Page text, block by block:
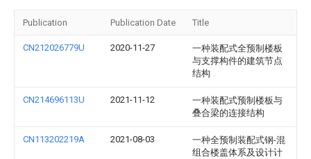
Publication Publication Date Title
CN212026779U 2020-11-27
一种装配式全预制楼板
与支撑构件的建筑节点
结构
CN214696113U 2021-11-12
一种装配式预制楼板与
叠合梁的连接结构
CN113202219A 2021-08-03
一种全预制装配式钢-混
组合楼盖体系及设计计